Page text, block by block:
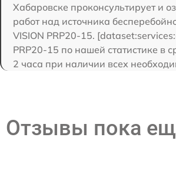
Хабаровске проконсультирует и
работ над источника
VISION PRP20-15.
PRP20-15 по нашей статистике в
2 часа при наличии всех
Отзывы пока